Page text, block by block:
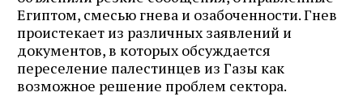
Египтом, смесью гнева и озабоченности. Гнев
проистекает из различных заявлений и
документов, в которых обсуждается
переселение палестинцев из Газы как
возможное решение проблем сектора.